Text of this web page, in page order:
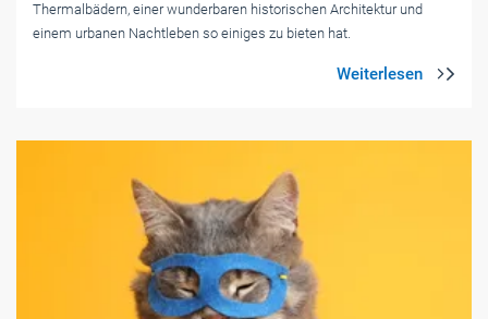
Thermalbädern, einer wunderbaren historischen Architektur und
einem urbanen Nachtleben so einiges zu bieten hat.